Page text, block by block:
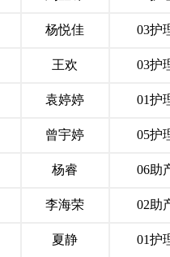
杨悦佳 03护
王欢 03护
袁婷婷 01护
曾宇婷 05护
杨睿 06助
李海荣 02助
夏静 01护